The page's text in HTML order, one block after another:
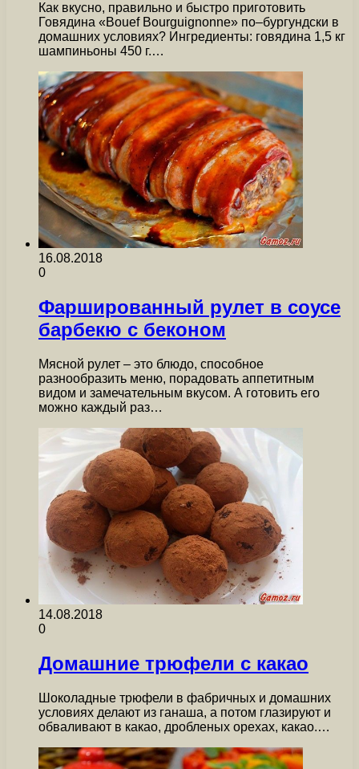
Как вкусно, правильно и быстро приготовить
Говядина «Bouef Bourguignonne» по–бургундски в
домашних условиях? Ингредиенты: говядина 1,5 кг
шампиньоны 450 г.…
16.08.2018
0
Фаршированный рулет в соусе
барбекю с беконом
Мясной рулет – это блюдо, способное
разнообразить меню, порадовать аппетитным
видом и замечательным вкусом. А готовить его
можно каждый раз…
14.08.2018
0
Домашние трюфели с какао
Шоколадные трюфели в фабричных и домашних
условиях делают из ганаша, а потом глазируют и
обваливают в какао, дробленых орехах, какао.…